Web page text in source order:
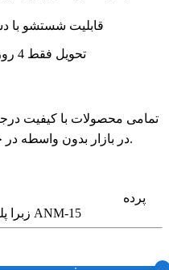
💧 قابلیت شستشو
🚚 تحویل فقط 4 روز کاری ، ارسال به سراسر کشور
در بازار بدون واسطه در خدمت مشتریان عزیز قرار می گیرد.
پرده
زبرا پلیسه تصویری طرح سگهای بامزه کد ANM-15